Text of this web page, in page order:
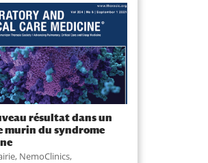
résultat dans un
murin du syndrome
, NemoClinics,